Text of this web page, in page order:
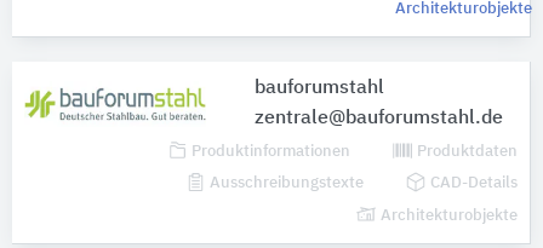
Architekturobjekte
bauforumstahl
zentrale@bauforumstahl.de
Produktinformationen Produktdaten
Ausschreibungstexte CAD-Details
Architekturobjekte